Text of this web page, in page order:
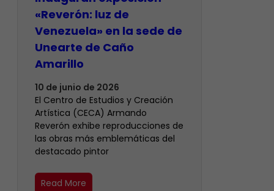
«Reverón: luz de
Venezuela» en la sede de
Unearte de Caño
Amarillo
10 de junio de 2026
El Centro de Estudios y Creación
Artística (CECA) Armando
Reverón exhibe reproducciones de
las obras más emblemáticas del
destacado pintor
Read More